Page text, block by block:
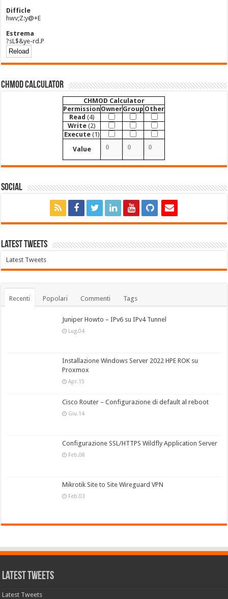
Difficle
hwv;Z:y@+E
Estrema
?sL$&ye-rd.P
CHMOD Calculator
CHMOD Calculator
Permission OwnerGroup Other
Read (4)
Write (2)
Execute(1)
Value
Social
Latest Tweets
Latest Tweets
Recenti Popolari Commenti Tags
Juniper Howto – IPv6 su IPv4 Tunnel
Lug.04
Installazione Windows Server 2022 HPE ROK su
Proxmox
Apr.15
Cisco Router – Configurazione di default al reboot
Giu.14
Configurazione SSL/HTTPS Wildfly Application Server
Feb.08
Mikrotik Site to Site Wireguard VPN
Feb.03
Latest Tweets
Latest Tweets